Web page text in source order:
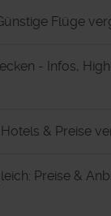
Flüge
- Infos,
& Preise
Preise &